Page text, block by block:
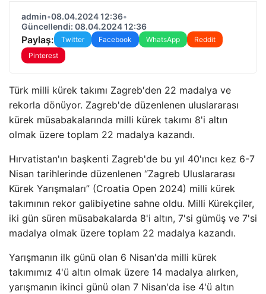
admin•08.04.2024 12:36•
Güncellendi: 08.04.2024 12:36
Paylaş: Twitter Facebook WhatsApp
Reddit
Pinterest
Türk milli kürek takımı Zagreb'den 22 madalya ve
rekorla dönüyor. Zagreb'de düzenlenen uluslararası
kürek müsabakalarında milli kürek takımı 8'i altın
olmak üzere toplam 22 madalya kazandı.
Hırvatistan'ın başkenti Zagreb'de bu yıl 40'ıncı kez 6-7
Nisan tarihlerinde düzenlenen “Zagreb Uluslararası
Kürek Yarışmaları” (Croatia Open 2024) milli kürek
takımının rekor galibiyetine sahne oldu. Milli Kürekçiler,
iki gün süren müsabakalarda 8'i altın, 7'si gümüş ve 7'si
madalya olmak üzere toplam 22 madalya kazandı.
Yarışmanın ilk günü olan 6 Nisan'da milli kürek
takımımız 4'ü altın olmak üzere 14 madalya alırken,
yarışmanın ikinci günü olan 7 Nisan'da ise 4'ü altın